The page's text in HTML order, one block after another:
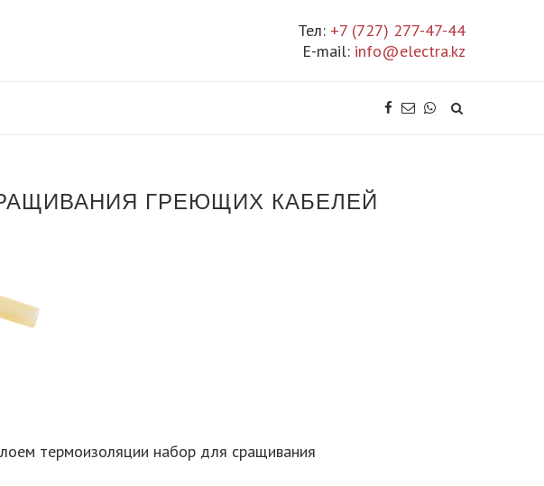
Тел: +7 (727) 277-47-44
E-mail: info@electra.kz
ГРЕЮЩИХ КАБЕЛЕЙ
термоизоляции набор для сращивания